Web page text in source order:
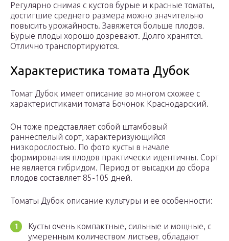
Регулярно снимая с кустов бурые и красные томаты,
достигшие среднего размера можно значительно
повысить урожайность. Завяжется больше плодов.
Бурые плоды хорошо дозревают. Долго хранятся.
Отлично транспортируются.
Характеристика томата Дубок
Томат Дубок имеет описание во многом схожее с
характеристиками томата Бочонок Краснодарский.
Он тоже представляет собой штамбовый
раннеспелый сорт, характеризующийся
низкорослостью. По фото кусты в начале
формирования плодов практически идентичны. Сорт
не является гибридом. Период от высадки до сбора
плодов составляет 85-105 дней.
Томаты Дубок описание культуры и ее особенности:
Кусты очень компактные, сильные и мощные, с
умеренным количеством листьев, обладают